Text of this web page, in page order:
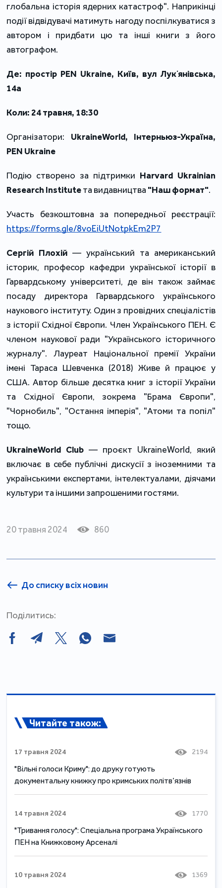
глобальна історія ядерних катастроф". Наприкінці
події відвідувачі матимуть нагоду поспілкуватися з
автором і придбати цю та інші книги з його
автографом.
Де: простір PEN Ukraine, Київ, вул Лукʼянівська,
14а
Коли: 24 травня, 18:30
Організатори: UkraineWorld, Інтерньюз-Україна,
PEN Ukraine
Подію створено за підтримки Harvard Ukrainian
Research Institute та видавництва "Наш формат".
https://forms.gle/8voEiUtNotpkEm2P7
Сергій Плохій — український та американський
історик, професор кафедри української історії в
Гарвардському університеті, де він також займає
посаду директора Гарвардського українського
наукового інституту. Один з провідних спеціалістів
з історії Східної Європи. Член Українського ПЕН. Є
членом наукової ради "Українського історичного
журналу". Лауреат Національної премії України
імені Тараса Шевченка (2018) Живе й працює у
США. Автор більше десятка книг з історії України
та Східної Європи, зокрема "Брама Європи",
"Чорнобиль", "Остання імперія", "Атоми та попіл"
тощо.
UkraineWorld Club — проєкт UkraineWorld, який
включає в себе публічні дискусії з іноземними та
українськими експертами, інтелектуалами, діячами
культури та іншими запрошеними гостями.
20 травня 2024 860
До списку всіх новин
Поділитись:
Читайте також:
17 травня 2024 2194
"Вільні голоси Криму": до друку готують
документальну книжку про кримських політв’язнів
14 травня 2024 1770
"Тривання голосу": Спеціальна програма Українського
ПЕН на Книжковому Арсеналі
10 травня 2024 1369